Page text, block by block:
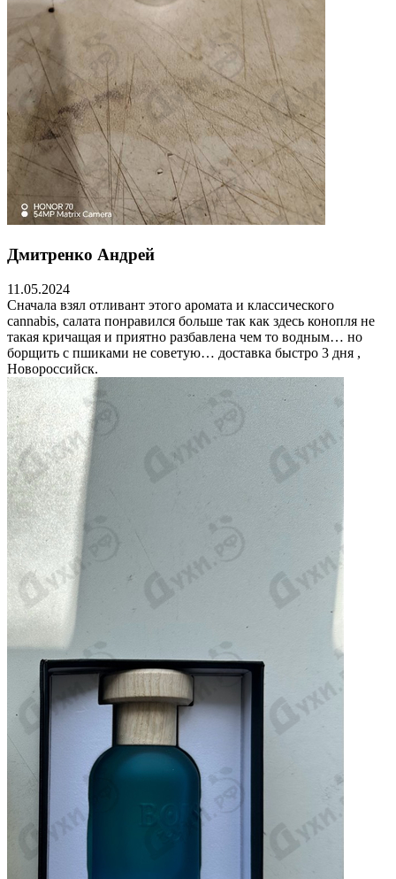
Дмитренко Андрей
11.05.2024
Сначала взял отливант этого аромата и классического
cannabis, салата понравился больше так как здесь конопля не
такая кричащая и приятно разбавлена чем то водным… но
борщить с пшиками не советую… доставка быстро 3 дня ,
Новороссийск.